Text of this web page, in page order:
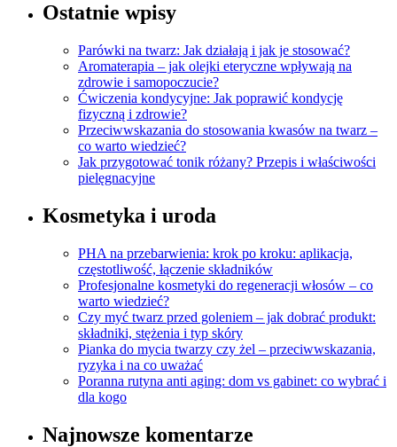
Ostatnie wpisy
Parówki na twarz: Jak działają i jak je stosować?
Aromaterapia – jak olejki eteryczne wpływają na
zdrowie i samopoczucie?
Ćwiczenia kondycyjne: Jak poprawić kondycję
fizyczną i zdrowie?
Przeciwwskazania do stosowania kwasów na twarz –
co warto wiedzieć?
Jak przygotować tonik różany? Przepis i właściwości
pielęgnacyjne
Kosmetyka i uroda
PHA na przebarwienia: krok po kroku: aplikacja,
częstotliwość, łączenie składników
Profesjonalne kosmetyki do regeneracji włosów – co
warto wiedzieć?
Czy myć twarz przed goleniem – jak dobrać produkt:
składniki, stężenia i typ skóry
Pianka do mycia twarzy czy żel – przeciwwskazania,
ryzyka i na co uważać
Poranna rutyna anti aging: dom vs gabinet: co wybrać i
dla kogo
Najnowsze komentarze